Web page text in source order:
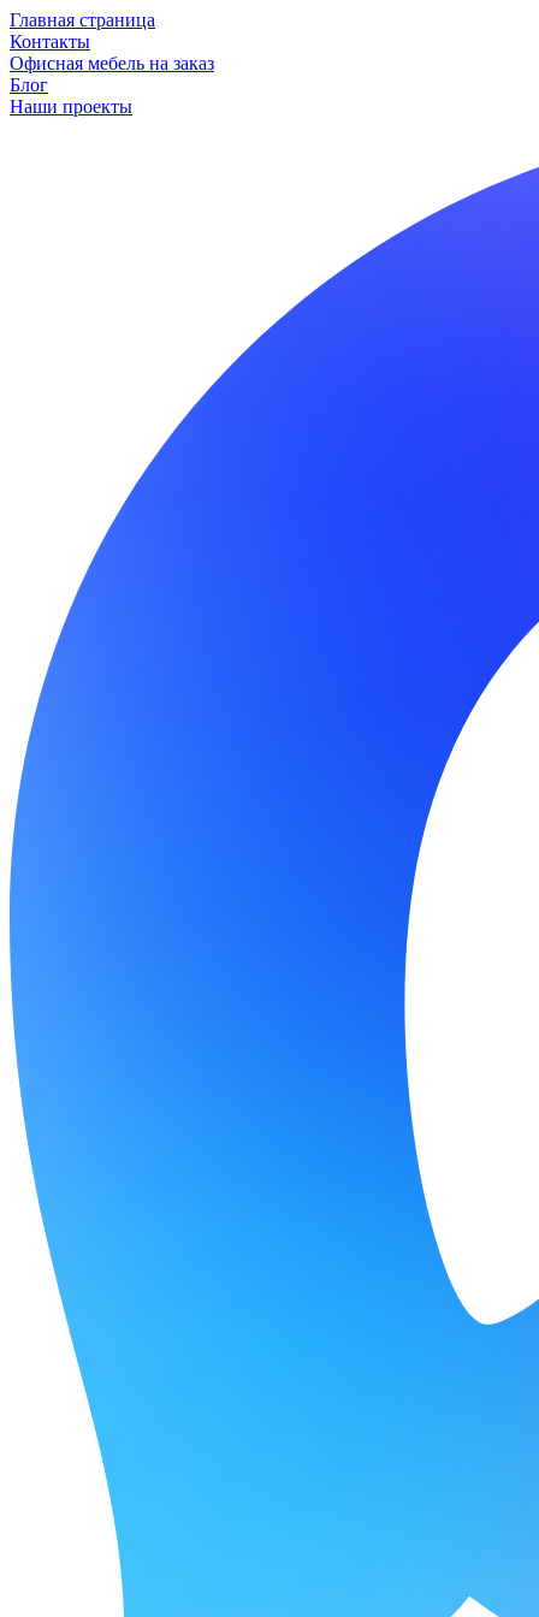
Главная страница
Контакты
Офисная мебель на заказ
Блог
Наши проекты